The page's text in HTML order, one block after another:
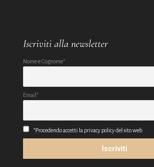
Iscriviti alla newsletter
Nome e Cognome*
Email*
*Procedendo accetti la privacy policy del sito web